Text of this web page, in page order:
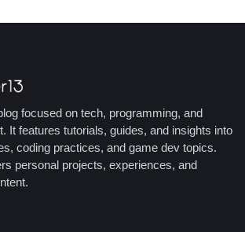
focused on tech, programming, and
It features tutorials, guides, and insights into
coding practices, and game dev topics.
personal projects, experiences, and